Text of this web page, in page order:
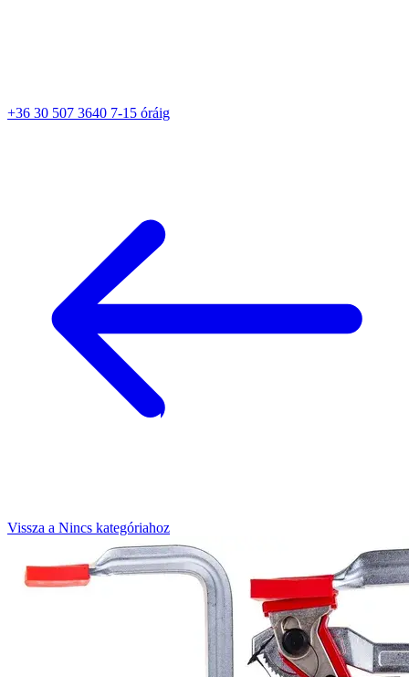
+36 30 507 3640 7-15 óráig
Vissza a Nincs kategóriahoz